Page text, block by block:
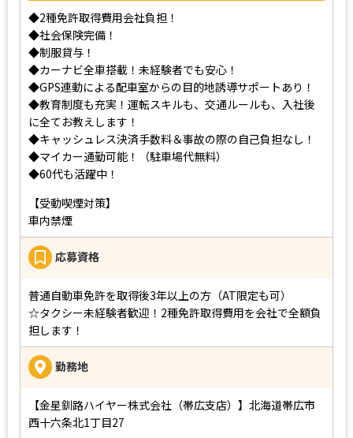
◆2種免許取得費用会社負担！
◆社会保険完備！
◆制服貸与！
◆カーナビ全車搭載！未経験者でも安心！
◆GPS連動による配車室からの目的地誘導サポートあり！
◆教育制度も充実！運転スキルも、交通ルールも、入社後
に全てお教えします！
◆キャッシュレス決済手数料＆事故の際の自己負担なし！
◆マイカー通勤可能！（駐車場代無料）
◆60代も活躍中！
【受動喫煙対策】
車内禁煙
応募資格
普通自動車免許を取得後3年以上の方（AT限定も可）
☆タクシー未経験者歓迎！2種免許取得費用を会社で全額負
担します！
勤務地
【金星釧路ハイヤー株式会社（帯広支店）】北海道帯広市
西十六条北1丁目27